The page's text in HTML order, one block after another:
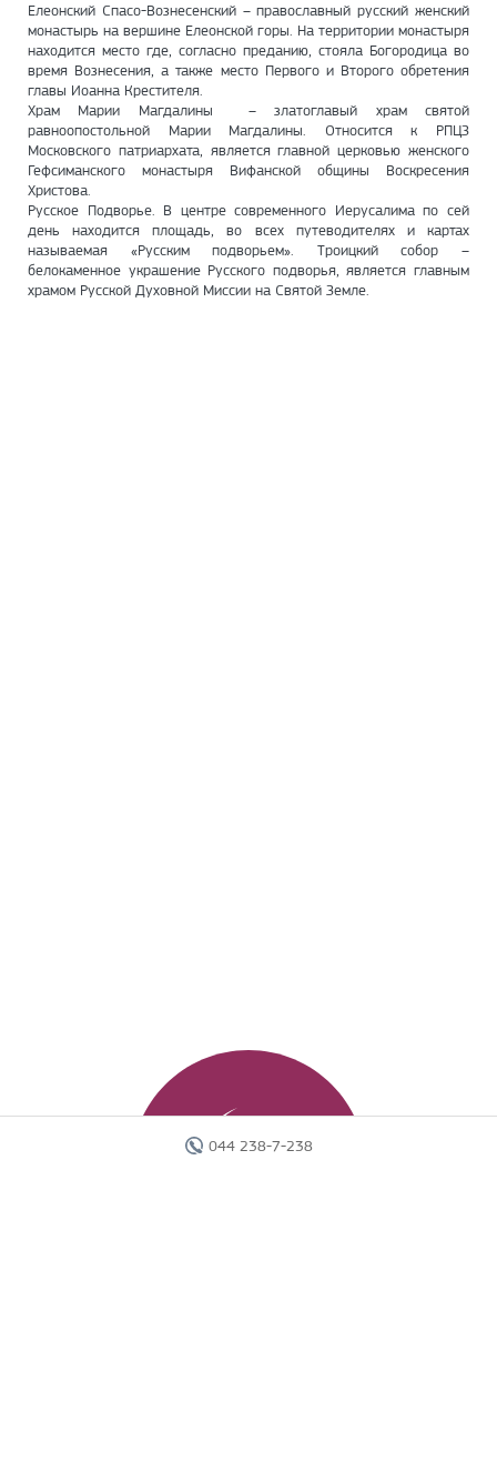
Елеонский Спасо-Вознесенский – православный русский женский
монастырь на вершине Елеонской горы. На территории монастыря
находится место где, согласно преданию, стояла Богородица во
время Вознесения, а также место Первого и Второго обретения
главы Иоанна Крестителя.
Храм Марии Магдалины – златоглавый храм святой
равноопостольной Марии Магдалины. Относится к РПЦЗ
Московского патриархата, является главной церковью женского
Гефсиманского монастыря Вифанской общины Воскресения
Христова.
Русское Подворье. В центре современного Иерусалима по сей
день находится площадь, во всех путеводителях и картах
называемая «Русским подворьем». Троицкий собор –
белокаменное украшение Русского подворья, является главным
храмом Русской Духовной Миссии на Святой Земле.
044 238-7-238